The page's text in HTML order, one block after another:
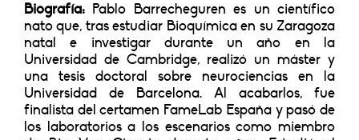
Biografía: Pablo Barrecheguren es un científico
nato que, tras estudiar Bioquímica en su Zaragoza
natal e investigar durante un año en la
Universidad de Cambridge, realizó un máster y
una tesis doctoral sobre neurociencias en la
Universidad de Barcelona. Al acabarlos, fue
finalista del certamen FameLab España y pasó de
los laboratorios a los escenarios como miembro